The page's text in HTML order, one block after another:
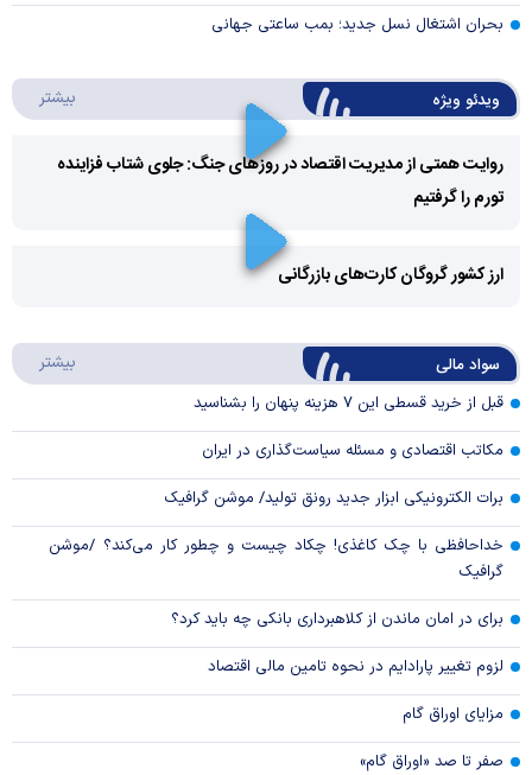
بحران اشتغال نسل جدید؛ بمب ساعتی جهانی
ویدئو ویژه بیشتر
Play
Video
روایت همتی از مدیریت اقتصاد در روزهای جنگ: جلوی شتاب فزاینده
تورم را گرفتیم
Video
ارز کشور گروگان کارت‌های بازرگانی
سواد مالی بیشتر
قبل از خرید قسطی این ۷ هزینه پنهان را بشناسید
مکاتب اقتصادی و مسئله سیاست‌گذاری در ایران
برات الکترونیکی ابزار جدید رونق تولید/ موشن گرافیک
خداحافظی با چک کاغذی! چکاد چیست و چطور کار می‌کند؟ /موشن
گرافیک
برای در امان ماندن از کلاهبرداری بانکی چه باید کرد؟
لزوم تغییر پارادایم در نحوه تامین مالی اقتصاد
مزایای اوراق گام
صفر تا صد «اوراق گام»